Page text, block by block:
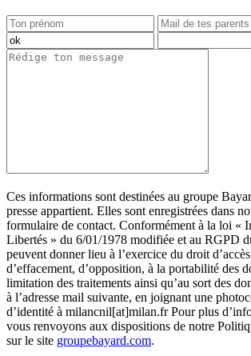
Ces informations sont destinées au groupe
presse appartient. Elles sont enregistrées dans
formulaire de contact. Conformément à la loi «
Libertés » du 6/01/1978 modifiée et au RGPD
peuvent donner lieu à l’exercice du droit
d’effacement, d’opposition, à la portabilité des
limitation des traitements ainsi qu’au sort des
à l’adresse mail suivante, en joignant une
d’identité à milancnil[at]milan.fr Pour plus
vous renvoyons aux dispositions de notre
sur le site groupebayard.com.